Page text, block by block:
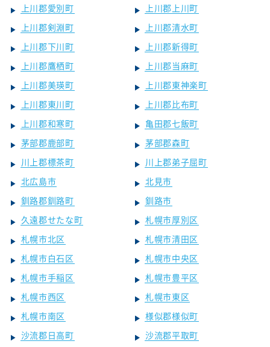
上川郡愛別町
上川郡上川町
上川郡剣淵町
上川郡清水町
上川郡下川町
上川郡新得町
上川郡鷹栖町
上川郡当麻町
上川郡美瑛町
上川郡東神楽町
上川郡東川町
上川郡比布町
上川郡和寒町
亀田郡七飯町
茅部郡鹿部町
茅部郡森町
川上郡標茶町
川上郡弟子屈町
北広島市
北見市
釧路郡釧路町
釧路市
久遠郡せたな町
札幌市厚別区
札幌市北区
札幌市清田区
札幌市白石区
札幌市中央区
札幌市手稲区
札幌市豊平区
札幌市西区
札幌市東区
札幌市南区
様似郡様似町
沙流郡日高町
沙流郡平取町